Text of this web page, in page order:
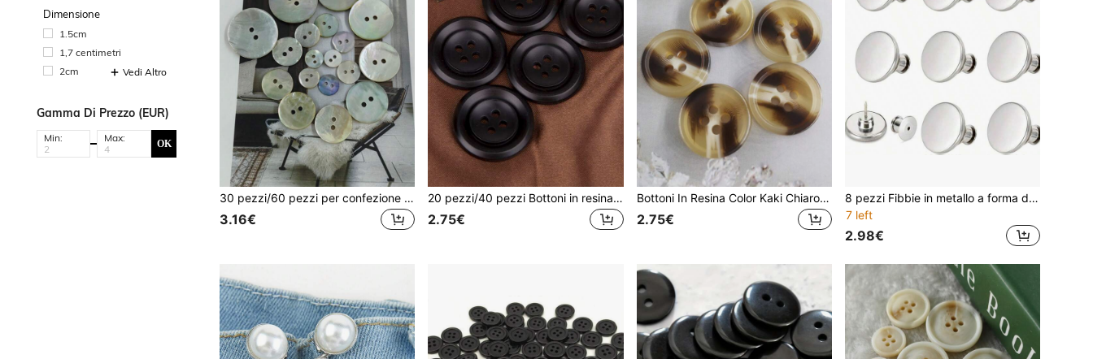
Dimensione
1.5cm
1,7 centimetri
2cm
Vedi Altro
Gamma Di Prezzo (EUR)
Min: Max: OK
30 pezzi/60 pezzi per confezione di bottoni naturali e in conchiglia, stile classico adatto per maglieria, giacche, forniture fai-da-te e accessori artigianali
3.16€
20 pezzi/40 pezzi Bottoni in resina finta a forma di frutta, adatti per cappotti, giacche, accessori per cucire, cuciti a mano
2.75€
Bottoni In Resina Color Kaki Chiaro Da 20 Pezzi/pacco, Motivo Floreale Misto, Resistenti E Adatti Per Abiti Casual E Decorazioni Con Bottoni Per Cappotti
2.75€
8 pezzi Fibbie in metallo a forma di I senza foratura, fibbie regolabili per stringere la vita dei jeans
7 left
2.98€